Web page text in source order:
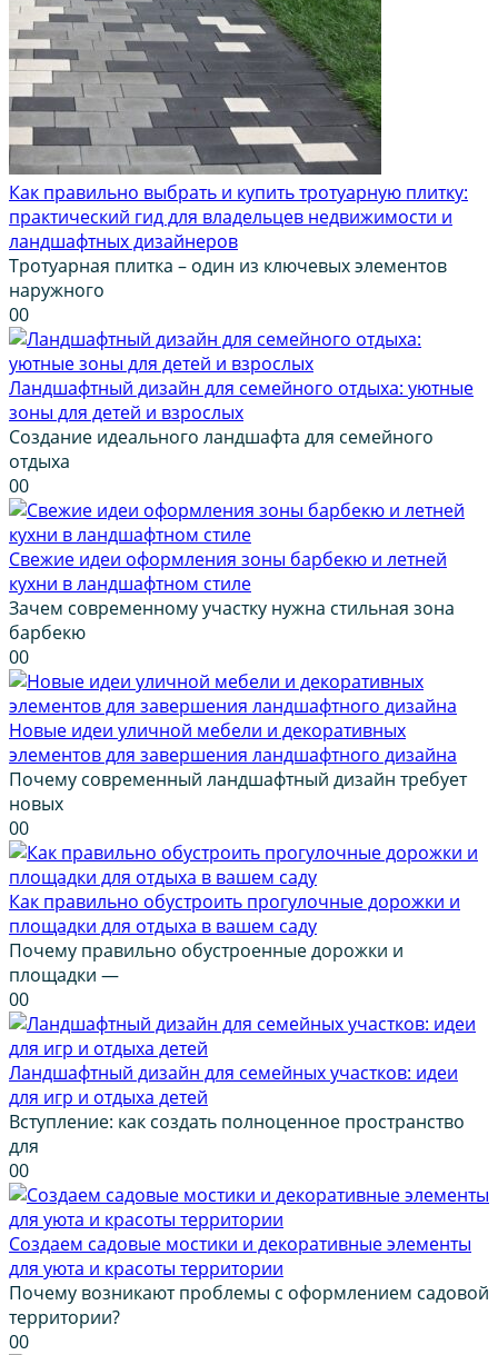
Как правильно выбрать и купить тротуарную плитку:
практический гид для владельцев недвижимости и
ландшафтных дизайнеров
Тротуарная плитка – один из ключевых элементов
наружного
00
Ландшафтный дизайн для семейного отдыха: уютные
зоны для детей и взрослых
Создание идеального ландшафта для семейного
отдыха
00
Свежие идеи оформления зоны барбекю и летней
кухни в ландшафтном стиле
Зачем современному участку нужна стильная зона
барбекю
00
Новые идеи уличной мебели и декоративных
элементов для завершения ландшафтного дизайна
Почему современный ландшафтный дизайн требует
новых
00
Как правильно обустроить прогулочные дорожки и
площадки для отдыха в вашем саду
Почему правильно обустроенные дорожки и
площадки —
00
Ландшафтный дизайн для семейных участков: идеи
для игр и отдыха детей
Вступление: как создать полноценное пространство
для
00
Создаем садовые мостики и декоративные элементы
для уюта и красоты территории
Почему возникают проблемы с оформлением садовой
территории?
00